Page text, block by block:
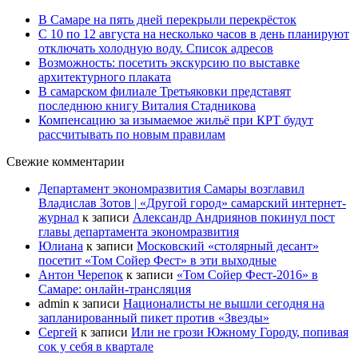
В Самаре на пять дней перекрыли перекрёсток
С 10 по 12 августа на несколько часов в день планируют
отключать холодную воду. Список адресов
Возможность: посетить экскурсию по выставке
архитектурного плаката
В самарском филиале Третьяковки представят
последнюю книгу Виталия Стадникова
Компенсацию за изымаемое жильё при КРТ будут
рассчитывать по новым правилам
Свежие комментарии
Департамент экономразвития Самары возглавил
Владислав Зотов | «Другой город» самарский интернет-
журнал к записи Александр Андриянов покинул пост
главы департамента экономразвития
Юлиана к записи Московский «столярный десант»
посетит «Том Сойер Фест» в эти выходные
Антон Черепок к записи «Том Сойер Фест-2016» в
Самаре: онлайн-трансляция
admin к записи Националисты не вышли сегодня на
запланированный пикет против «Звезды»
Сергей к записи Или не грози Южному Городу, попивая
сок у себя в квартале